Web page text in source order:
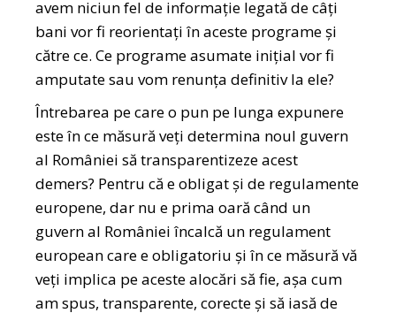
avem niciun fel de informație legată de câți
bani vor fi reorientați în aceste programe și
către ce. Ce programe asumate inițial vor fi
amputate sau vom renunța definitiv la ele?
Întrebarea pe care o pun pe lunga expunere
este în ce măsură veți determina noul guvern
al României să transparentizeze acest
demers? Pentru că e obligat și de regulamente
europene, dar nu e prima oară când un
guvern al României încalcă un regulament
european care e obligatoriu și în ce măsură vă
veți implica pe aceste alocări să fie, așa cum
am spus, transparente, corecte și să iasă de